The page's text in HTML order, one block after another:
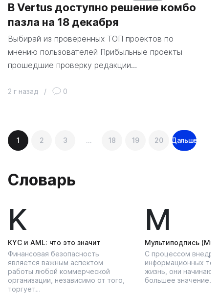
В Vertus доступно решение комбо
пазла на 18 декабря
Выбирай из проверенных ТОП проектов по
мнению пользователей Прибыльные проекты
прошедшие проверку редакции…
2 г назад / 0
Навигация
по
1 2 3 … 18 19 20 Дальше
Словарь
K
KYС и AML: что это значит
Финансовая безопасность
является важным аспектом
работы любой коммерческой
организации, независимо от того,
торгует…
М
Мультиподпись
С процессом
информационных
жизнь, они начинают
большее значение…